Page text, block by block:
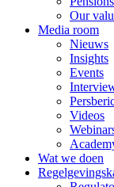
Our
Media room
Nieuws
Insights
Events
Videos
Wat we doen